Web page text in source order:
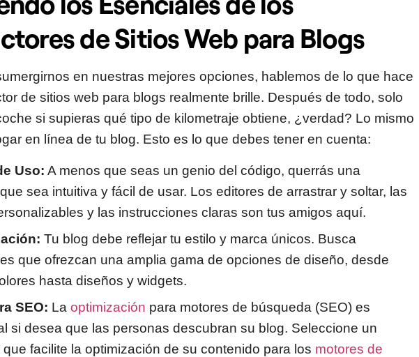
de Sitios Web para Blogs
en nuestras mejores opciones, hablemos de lo que hace
de sitios web para blogs realmente brille. Después de todo, solo
si supieras qué tipo de kilometraje obtiene, ¿verdad? Lo mismo
en línea de tu blog. Esto es lo que debes tener en cuenta:
Uso: A menos que seas un genio del código, querrás una
sea intuitiva y fácil de usar. Los editores de arrastrar y soltar, las
y las instrucciones claras son tus amigos aquí.
Tu blog debe reflejar tu estilo y marca únicos. Busca
que ofrezcan una amplia gama de opciones de diseño, desde
hasta diseños y widgets.
SEO: La optimización para motores de búsqueda (SEO) es
si desea que las personas descubran su blog. Seleccione un
facilite la optimización de su contenido para los motores de